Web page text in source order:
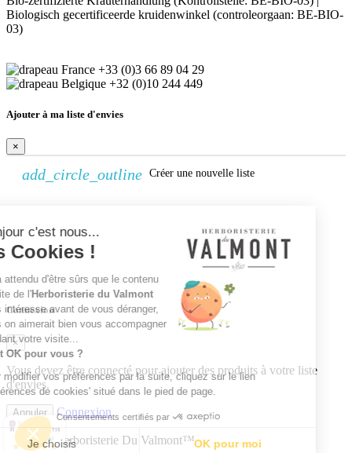
Bonjour c'est nous...
les Cookies !
On a attendu d'être sûrs que le contenu
du site de l'Herboristerie du Valmont
vous intéresse avant de vous déranger,
mais on aimerait bien vous accompagner
pendant votre visite...
C'est OK pour vous ?
Pour modifier vos préférences par la suite, cliquez sur le lien
'Préférences de cookies' situé dans le pied de page.
Consentements certifiés par
Je choisis OK pour moi
Biologisch gecertificeerde kruidenwinkel (controleorgaan: BE-BIO-
03)
+33 (0)3 66 89 04 29
+32 (0)10 244 449
Ajouter à ma liste d'envies
×
add_circle_outline Créer une nouvelle liste
×
Nom de la liste d'envies
Annuler Créer une liste d'envies
Connexion
×
Vous devez être connecté pour ajouter des produits à votre liste
d'envies.
Annuler Connexion
© 2026 - Herboristerie Du Valmont™
/10 (24752 avis)
★★★★★